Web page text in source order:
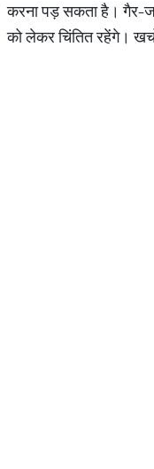
करना पड़ सकता है। गैर-
को लेकर चिंतित रहेंगे।